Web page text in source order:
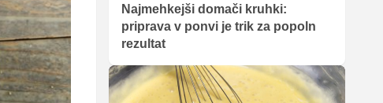
Najmehkejši domači kruhki:
priprava v ponvi je trik za popoln
rezultat